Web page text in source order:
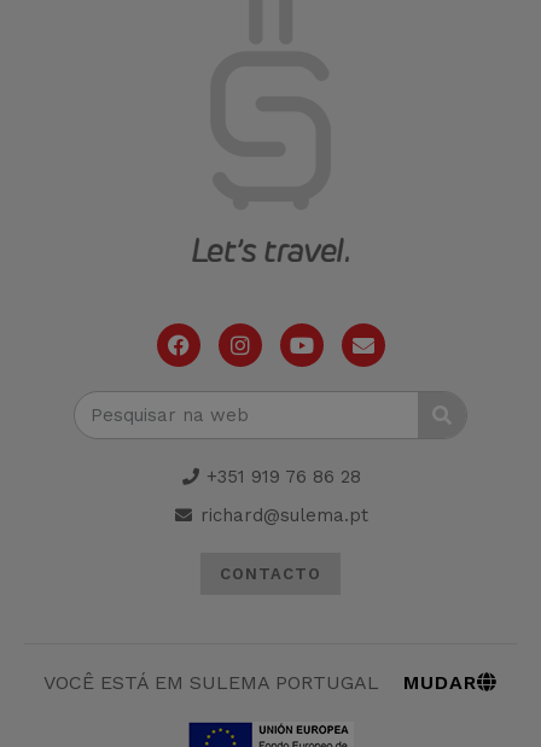
+351 919 76 86 28
richard@sulema.pt
CONTACTO
VOCÊ ESTÁ EM SULEMA PORTUGAL MUDAR